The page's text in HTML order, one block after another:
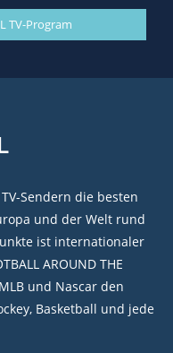
TV-Program
Sendern die besten
und der Welt rund
ist internationaler
AROUND THE
und Nascar den
Basketball und jede